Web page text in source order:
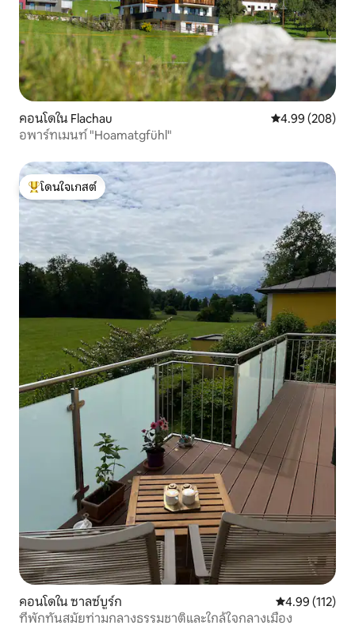
คอนโดใน Flachau คะแนนเฉลี่ย
4.99 (208)
อพาร์ทเมนท์ "Hoamatgfühl"
โดนใจเกสต์ที่สุด
โดนใจเกสต์
คอนโดใน ซาลซ์บูร์ก คะแนนเฉลี่ย
4.99 (112)
ที่พักทันสมัยท่ามกลางธรรมชาติและใกล้ใจกลางเมือง